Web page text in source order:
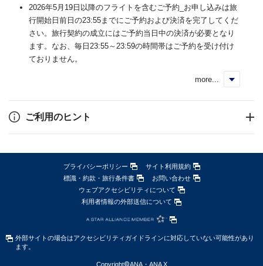
2026年5月19日以降のフライトを含むご予約_お申し込みは旅
行開始日前日の23:55までにご予約および決済を完了してくだ
さい。旅行契約の成立にはご予約当日中の決済が必要となり
ます。なお、毎日23:55～23:59の時間帯はご予約を受け付け
ておりません。
more...
ご利用のヒント
プライバシーポリシー
サイト利用規約
標識・約款・旅行条件書
お問い合わせ
ウェブアクセシビリティについて
利用者情報の外部送信について
外部サイトの場合はアクセシビリティガイドラインに対応していない可能性があり
ます。
Copyright ANA・ANA X